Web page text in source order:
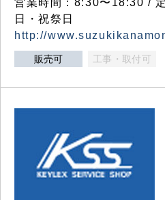
営業時間：8:30〜18:30 /
日・祝祭日
http://
販売可 工事・取付可